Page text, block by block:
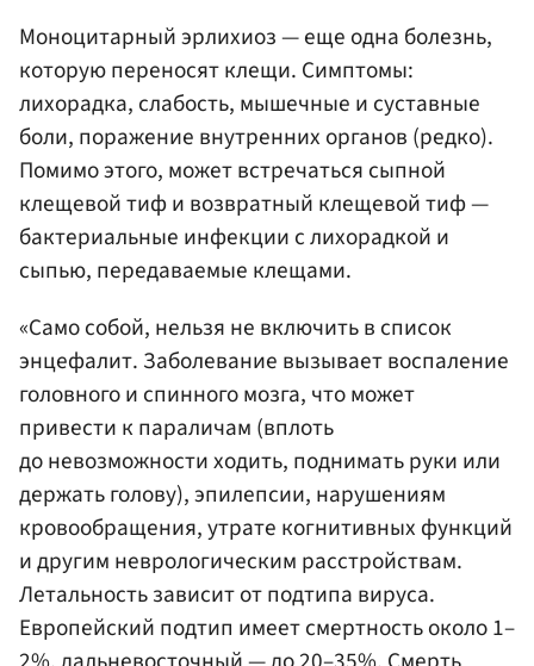
Моноцитарный эрлихиоз — еще одна болезнь,
которую переносят клещи. Симптомы:
лихорадка, слабость, мышечные и суставные
боли, поражение внутренних органов (редко).
Помимо этого, может встречаться сыпной
клещевой тиф и возвратный клещевой тиф —
бактериальные инфекции с лихорадкой и
сыпью, передаваемые клещами.
«Само собой, нельзя не включить в список
энцефалит. Заболевание вызывает воспаление
головного и спинного мозга, что может
привести к параличам (вплоть
до невозможности ходить, поднимать руки или
держать голову), эпилепсии, нарушениям
кровообращения, утрате когнитивных функций
и другим неврологическим расстройствам.
Летальность зависит от подтипа вируса.
Европейский подтип имеет смертность около 1–